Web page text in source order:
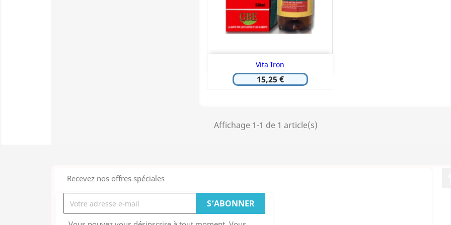
Vita Iron
15,25 €
Aperçu rapide
Affichage 1-1 de 1 article(s)
Recevez nos offres spéciales